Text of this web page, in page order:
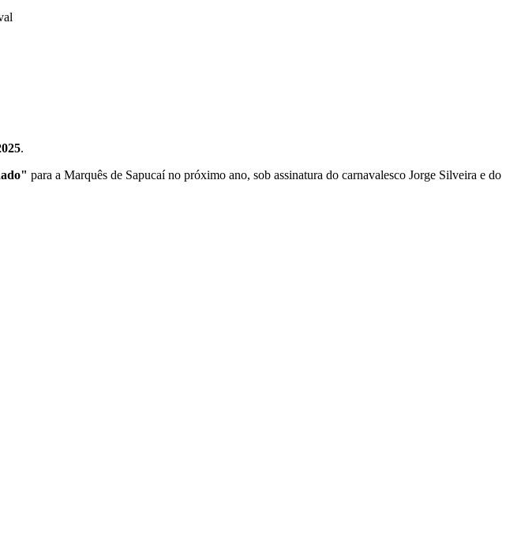
.
para a Marquês de Sapucaí no próximo ano, sob assinatura do carnavalesco Jorge Silveira e do